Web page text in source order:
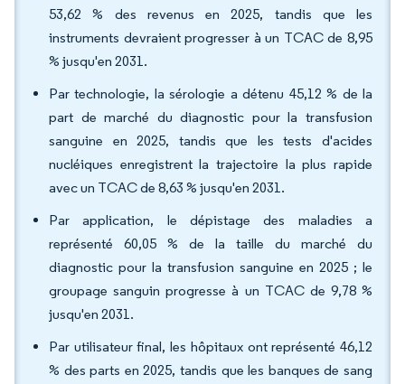
53,62 % des revenus en 2025, tandis que les
instruments devraient progresser à un TCAC de 8,95
% jusqu'en 2031.
Par technologie, la sérologie a détenu 45,12 % de la
part de marché du diagnostic pour la transfusion
sanguine en 2025, tandis que les tests d'acides
nucléiques enregistrent la trajectoire la plus rapide
avec un TCAC de 8,63 % jusqu'en 2031.
Par application, le dépistage des maladies a
représenté 60,05 % de la taille du marché du
diagnostic pour la transfusion sanguine en 2025 ; le
groupage sanguin progresse à un TCAC de 9,78 %
jusqu'en 2031.
Par utilisateur final, les hôpitaux ont représenté 46,12
% des parts en 2025, tandis que les banques de sang